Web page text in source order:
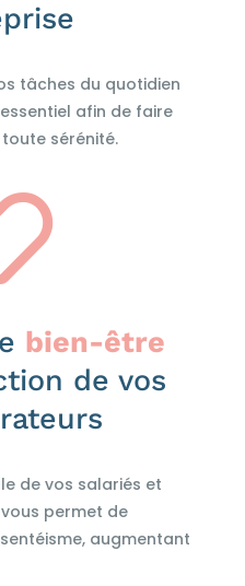
tâches du quotidien
afin de faire
sérénité.
bien-être
de vos
de vos salariés et
permet de
augmentant